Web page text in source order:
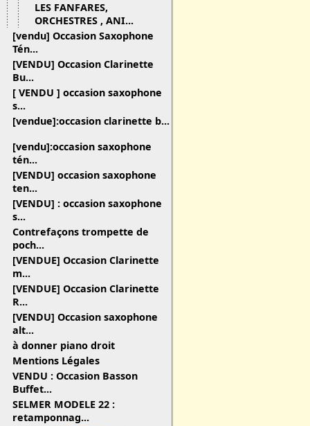
LES FANFARES,
ORCHESTRES , ANI...
[vendu] Occasion Saxophone
Tén...
[VENDU] Occasion Clarinette
Bu...
[ VENDU ] occasion saxophone
s...
[vendue]:occasion clarinette b...
[vendu]:occasion saxophone
tén...
[VENDU] occasion saxophone
ten...
[VENDU] : occasion saxophone
s...
Contrefaçons trompette de
poch...
[VENDUE] Occasion Clarinette
m...
[VENDUE] Occasion Clarinette
R...
[VENDU] Occasion saxophone
alt...
à donner piano droit
Mentions Légales
VENDU : Occasion Basson
Buffet...
SELMER MODELE 22 :
retamponnag...